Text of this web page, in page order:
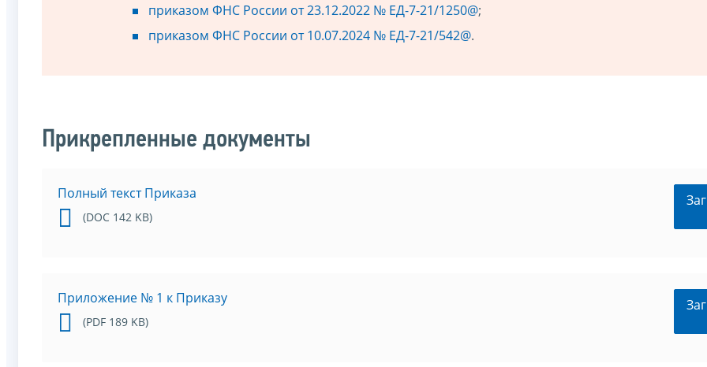
приказом ФНС России от 23.12.2022 № ЕД-7-21/1250@;
приказом ФНС России от 10.07.2024 № ЕД-7-21/542@.
Прикрепленные документы
Полный текст Приказа
(DOC 142 KB)
Приложение № 1 к Приказу
(PDF 189 KB)